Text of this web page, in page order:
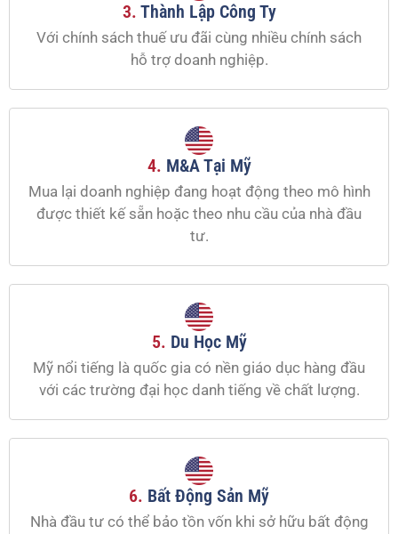
3. Thành Lập Công Ty
Với chính sách thuế ưu đãi cùng nhiều chính sách
hỗ trợ doanh nghiệp.
4. M&A Tại Mỹ
Mua lại doanh nghiệp đang hoạt động theo mô hình
được thiết kế sẵn hoặc theo nhu cầu của nhà đầu
tư.
5. Du Học Mỹ
Mỹ nổi tiếng là quốc gia có nền giáo dục hàng đầu
với các trường đại học danh tiếng về chất lượng.
6. Bất Động Sản Mỹ
Nhà đầu tư có thể bảo tồn vốn khi sở hữu bất động